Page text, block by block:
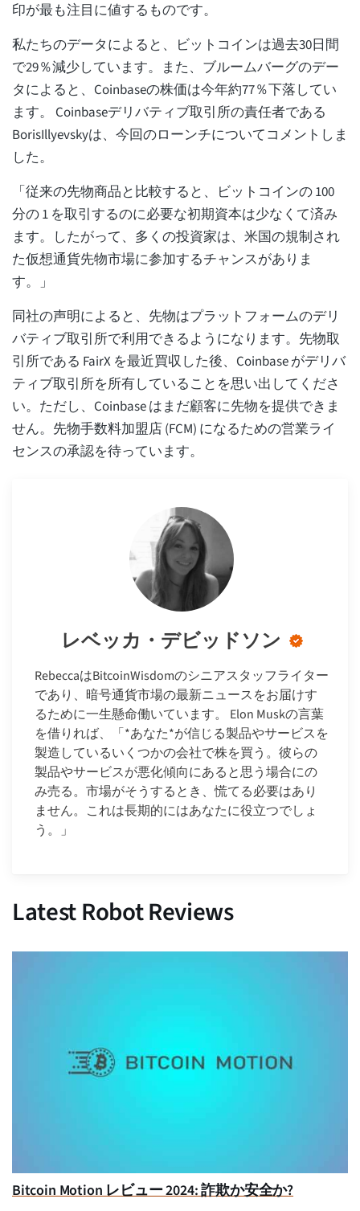
印が最も注目に値するものです。
私たちのデータによると、ビットコインは過去30日間
で29％減少しています。また、ブルームバーグのデー
タによると、Coinbaseの株価は今年約77％下落してい
ます。 Coinbaseデリバティブ取引所の責任者である
BorisIllyevskyは、今回のローンチについてコメントしま
した。
「従来の先物商品と比較すると、ビットコインの 100
分の 1 を取引するのに必要な初期資本は少なくて済み
ます。したがって、多くの投資家は、米国の規制され
た仮想通貨先物市場に参加するチャンスがありま
す。」
同社の声明によると、先物はプラットフォームのデリ
バティブ取引所で利用できるようになります。先物取
引所である FairX を最近買収した後、Coinbase がデリバ
ティブ取引所を所有していることを思い出してくださ
い。ただし、Coinbase はまだ顧客に先物を提供できま
せん。先物手数料加盟店 (FCM) になるための営業ライ
センスの承認を待っています。
レベッカ・デビッドソン
RebeccaはBitcoinWisdomのシニアスタッフライター
であり、暗号通貨市場の最新ニュースをお届けす
るために一生懸命働いています。 Elon Muskの言葉
を借りれば、「*あなた*が信じる製品やサービスを
製造しているいくつかの会社で株を買う。彼らの
製品やサービスが悪化傾向にあると思う場合にの
み売る。市場がそうするとき、慌てる必要はあり
ません。これは長期的にはあなたに役立つでしょ
う。」
Latest Robot Reviews
Bitcoin Motion レビュー 2024: 詐欺か安全か?